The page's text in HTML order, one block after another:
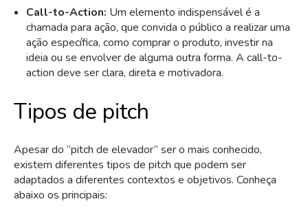
Call-to-Action: Um elemento indispensável é a
chamada para ação, que convida o público a realizar uma
ação específica, como comprar o produto, investir na
ideia ou se envolver de alguma outra forma. A call-to-
action deve ser clara, direta e motivadora.
Tipos de pitch
Apesar do “pitch de elevador” ser o mais conhecido,
existem diferentes tipos de pitch que podem ser
adaptados a diferentes contextos e objetivos. Conheça
abaixo os principais: